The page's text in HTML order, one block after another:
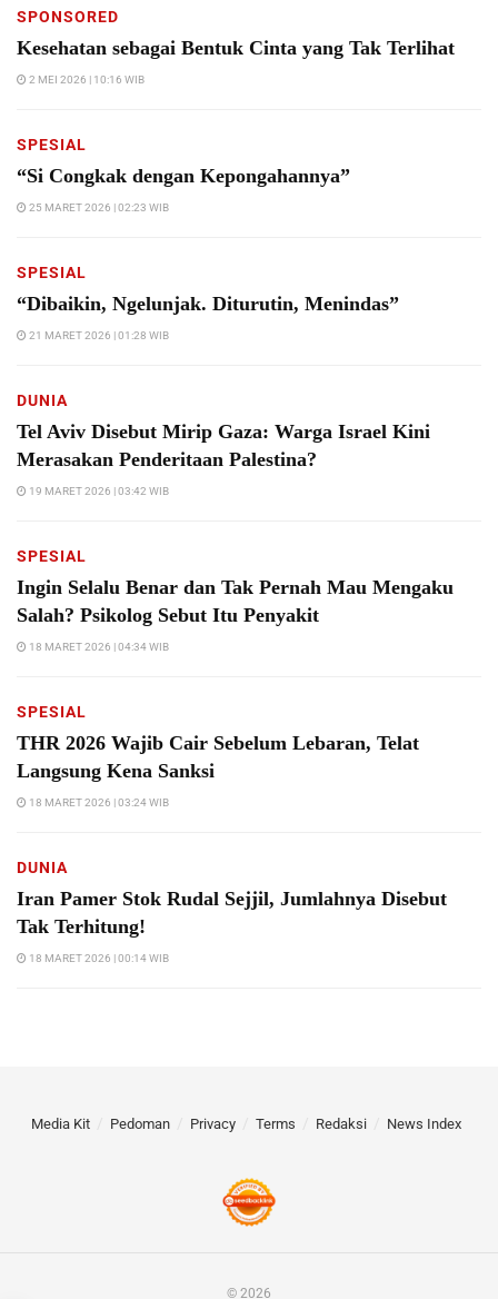
SPONSORED
Kesehatan sebagai Bentuk Cinta yang Tak Terlihat
2 MEI 2026 | 10:16 WIB
SPESIAL
“Si Congkak dengan Kepongahannya”
25 MARET 2026 | 02:23 WIB
SPESIAL
“Dibaikin, Ngelunjak. Diturutin, Menindas”
21 MARET 2026 | 01:28 WIB
DUNIA
Tel Aviv Disebut Mirip Gaza: Warga Israel Kini
Merasakan Penderitaan Palestina?
19 MARET 2026 | 03:42 WIB
SPESIAL
Ingin Selalu Benar dan Tak Pernah Mau Mengaku
Salah? Psikolog Sebut Itu Penyakit
18 MARET 2026 | 04:34 WIB
SPESIAL
THR 2026 Wajib Cair Sebelum Lebaran, Telat
Langsung Kena Sanksi
18 MARET 2026 | 03:24 WIB
DUNIA
Iran Pamer Stok Rudal Sejjil, Jumlahnya Disebut
Tak Terhitung!
18 MARET 2026 | 00:14 WIB
Media Kit Pedoman Privacy Terms Redaksi News Index
© 2026